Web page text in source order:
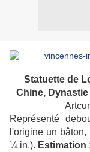
Statuette de
Chine, Dynastie
Représenté
l'origine un
¼ in.). Estimation